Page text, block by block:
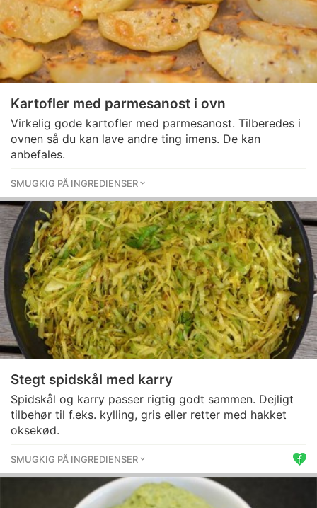
Kartofler med parmesanost i ovn
Virkelig gode kartofler med parmesanost. Tilberedes i
ovnen så du kan lave andre ting imens. De kan
anbefales.
SMUGKIG PÅ INGREDIENSER
Stegt spidskål med karry
Spidskål og karry passer rigtig godt sammen. Dejligt
tilbehør til f.eks. kylling, gris eller retter med hakket
oksekød.
SMUGKIG PÅ INGREDIENSER